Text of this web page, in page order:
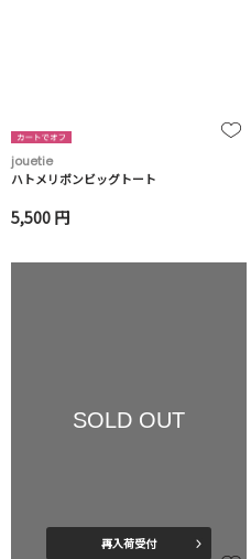
jouetie
ハトメリボンビッグトート
5,500 円
SOLD OUT
再入荷受付